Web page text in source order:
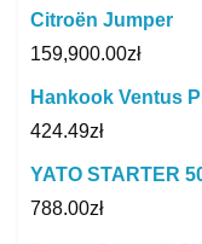
Citroën Jumper
159,900.00zł
Hankook Ventus
424.49zł
YATO STARTER
788.00zł